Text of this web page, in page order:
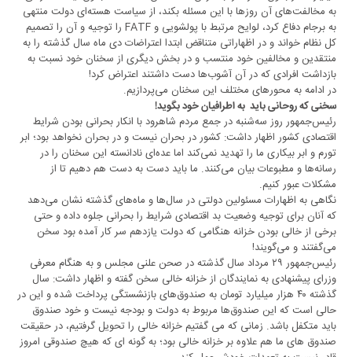
به مخالفت‌های آن روزها با این مسئله بکند، از سیاست هسته‌ای دولت منتهی
به برجام دفاع کرد، لوایح مرتبط با پولشویی و FATF را توجیه و آن را تصمیم
کل نظام خواند و در اظهاراتی متناقض ابتدا اعتراضات دی ماه سال گذشته را به
منتقدین و مخالفین خود منتسب و در بخش دیگری از سخنان خود نسبت به
بازداشت افرادی که در آن آشوب‌ها دست داشتند اعتراض کرد!
در ادامه به محورهای مختلف این سخنان می‌پردازیم.
سخنی که روحانی باید به اطرافیان خود بگوید!
رئیس‌جمهور روز سه‌شنبه در جمع مردم شاهرود با انکار بحرانی بودن شرایط
اقتصادی کشور اظهار داشت: کشور در بحران نیست و در بحران نخواهد بود؛ ابر
تورم و ابر بیکاری ما را تهدید نمی‌کند اما عده‌ای نادانسته این سخنان را در
رسانه‌ها و مطبوعات بیان می‌کنند. ما باید دست به دست هم دهیم تا از
مشکلات عبور کنیم.
نگاهی به اظهارات مسئولین دولتی در سال‌ها و ماه‌های گذشته نشان می‌دهد
که آنان برای توجیه وضعیت بد اقتصادی شرایط را بحرانی جلوه داده و حتی
برخی از خالی بودن خزانه هنگامی که دولت یازدهم سر کار آمده بود سخن
می‌گفتند و می‌گویند!
رئیس‌جمهور ۲۹ مرداد سال گذشته در صحن علنی مجلس و به هنگام معرفی
وزرای پیشنهادی به نمایندگان از خزانه خالی سخن گفته و اظهار داشت‌: سال
گذشته ۴۰ هزار میلیارد تومان به صندوق‌های بازنشستگی پرداخت شده و این در
حالی است که این صندوق‌ها مربوط به دولت و بودجه نیست و خود صندوق
باید متکفل باشد. زمانی که می گفتیم خزانه خالی را تحویل گرفتیم، در حقیقت
صندوق های ما هم علاوه ‌بر خزانه خالی بود؛ به گونه ای که هیچ صندوقی امروز